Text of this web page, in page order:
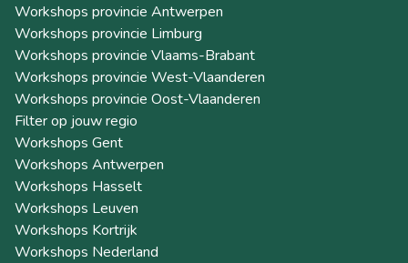
Workshops provincie Antwerpen
Workshops provincie Limburg
Workshops provincie Vlaams-Brabant
Workshops provincie West-Vlaanderen
Workshops provincie Oost-Vlaanderen
Filter op jouw regio
Workshops Gent
Workshops Antwerpen
Workshops Hasselt
Workshops Leuven
Workshops Kortrijk
Workshops Nederland